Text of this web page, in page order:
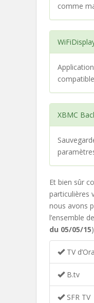
comme
XBMC
Et bien sûr
particulières
nous avons
l’ensemble
du 05/05/15
TV
B.tv
SFR TV